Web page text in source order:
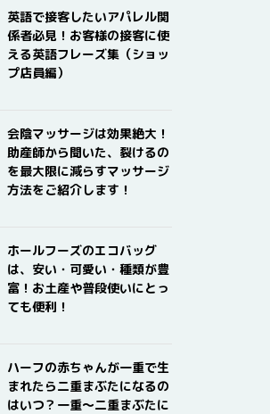
英語で接客したいアパレル関
係者必見！お客様の接客に使
える英語フレーズ集（ショッ
プ店員編）
会陰マッサージは効果絶大！
助産師から聞いた、裂けるの
を最大限に減らすマッサージ
方法をご紹介します！
ホールフーズのエコバッグ
は、安い・可愛い・種類が豊
富！お土産や普段使いにとっ
ても便利！
ハーフの赤ちゃんが一重で生
まれたら二重まぶたになるの
はいつ？一重〜二重まぶたに